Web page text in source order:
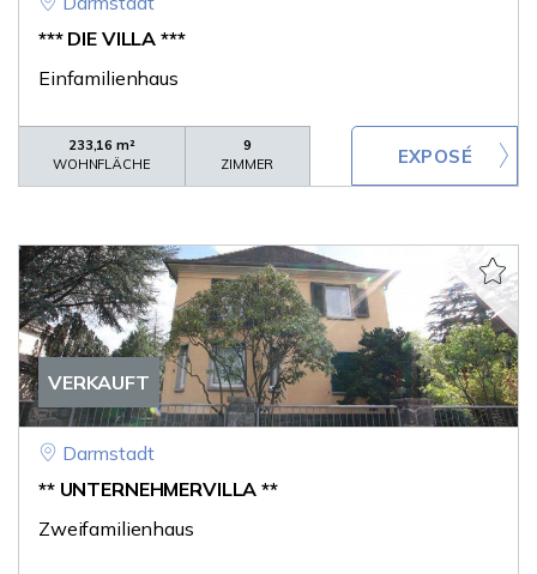
*** DIE VILLA ***
Einfamilienhaus
233,16 m²
WOHNFLÄCHE
9
ZIMMER
VERKAUFT
Darmstadt
** UNTERNEHMERVILLA **
Zweifamilienhaus